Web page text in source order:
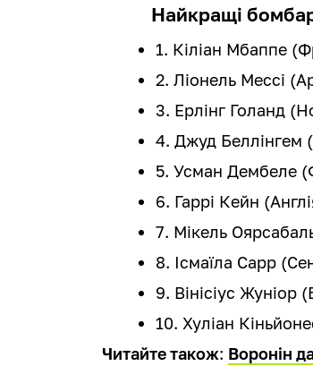
Найкращі
1. Кіліан Мбаппе
2. Ліонель Мессі
3. Ерлінг Голанд
4. Джуд Беллінгем
5. Усман Дембеле
6. Гаррі Кейн
7. Мікель
8. Ісмаїла Сарр
9. Вінісіус Жуніор
10. Хуліан
Читайте також: Воронін